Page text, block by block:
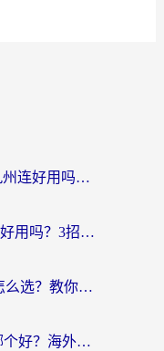
海外党必看：Quickback和九州连好用吗？3步选对回国加速器实现无缝刷国内资源
海外党必看：云极和KanCN好用吗？3招教你选对回国加速器（附免费VPN避坑指南）
海外党必看：国内下载vpn怎么选？教你无缝访问国内资源的实用指南
Quickback和极速穿梭VPN哪个好？海外党亲测3招选对回国加速器，看这篇就够了